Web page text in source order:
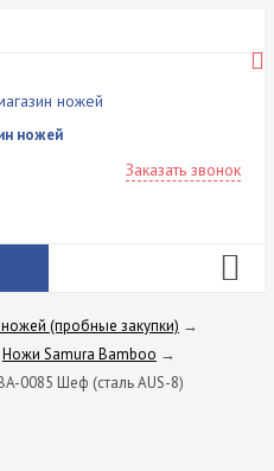
ножей
Заказать звонок
(пробные закупки) →
Ножи Samura Bamboo →
0085 Шеф (сталь AUS-8)